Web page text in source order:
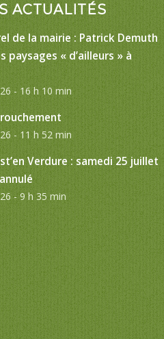
ACTUALITÉS
de la mairie : Patrick Demuth
paysages « d’ailleurs » à
- 16 h 10 min
- 11 h 52 min
Verdure : samedi 25 juillet
- 9 h 35 min